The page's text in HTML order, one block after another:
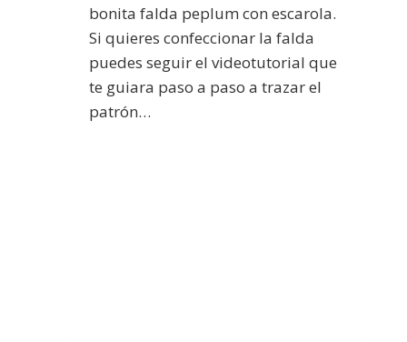
bonita falda peplum con escarola.
Si quieres confeccionar la falda
puedes seguir el videotutorial que
te guiara paso a paso a trazar el
patrón…